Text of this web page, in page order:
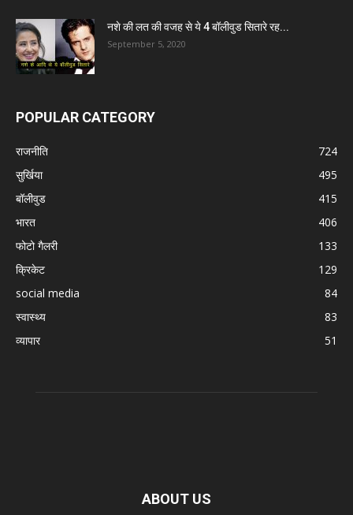
नशे की लत की वजह से ये 4 बॉलीवुड सितारे रह...
September 5, 2020
POPULAR CATEGORY
राजनीति
724
सुर्खिया
495
बॉलीवुड
415
भारत
406
फोटो गैलरी
133
क्रिकेट
129
social media
84
स्वास्थ्य
83
व्यापार
51
ABOUT US